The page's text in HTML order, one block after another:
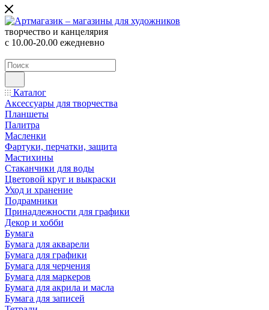
творчество и канцелярия
с 10.00-20.00 ежедневно
Каталог
Аксессуары для творчества
Планшеты
Палитра
Масленки
Фартуки, перчатки, защита
Мастихины
Стаканчики для воды
Цветовой круг и выкраски
Уход и хранение
Подрамники
Принадлежности для графики
Декор и хобби
Бумага
Бумага для акварели
Бумага для графики
Бумага для черчения
Бумага для маркеров
Бумага для акрила и масла
Бумага для записей